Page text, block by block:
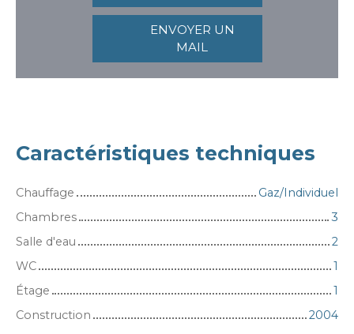
ENVOYER UN
MAIL
Caractéristiques techniques
Chauffage
Gaz/Individuel
Chambres
3
Salle d'eau
2
WC
1
Étage
1
Construction
2004